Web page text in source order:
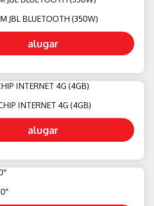
JBL BLUETOOTH (350W)
alugar
INTERNET 4G (4GB)
alugar